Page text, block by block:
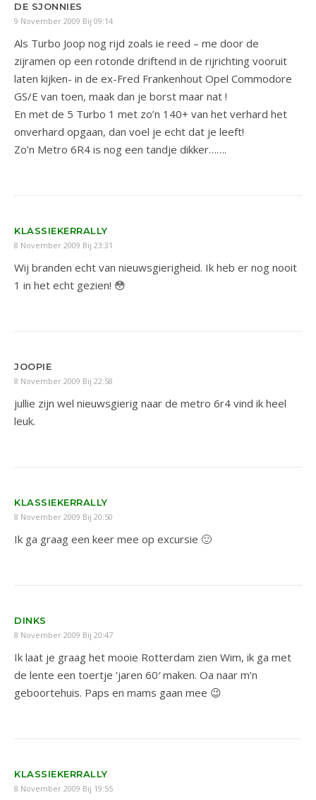
DE SJONNIES
9 November 2009 Bij 09:14
Als Turbo Joop nog rijd zoals ie reed – me door de
zijramen op een rotonde driftend in de rijrichting vooruit
laten kijken- in de ex-Fred Frankenhout Opel Commodore
GS/E van toen, maak dan je borst maar nat !
En met de 5 Turbo 1 met zo’n 140+ van het verhard het
onverhard opgaan, dan voel je echt dat je leeft!
Zo’n Metro 6R4 is nog een tandje dikker…….
KLASSIEKERRALLY
8 November 2009 Bij 23:31
Wij branden echt van nieuwsgierigheid. Ik heb er nog nooit
1 in het echt gezien! 😳
JOOPIE
8 November 2009 Bij 22:58
jullie zijn wel nieuwsgierig naar de metro 6r4 vind ik heel
leuk.
KLASSIEKERRALLY
8 November 2009 Bij 20:50
Ik ga graag een keer mee op excursie 🙂
DINKS
8 November 2009 Bij 20:47
Ik laat je graag het mooie Rotterdam zien Wim, ik ga met
de lente een toertje ‘jaren 60′ maken. Oa naar m’n
geboortehuis. Paps en mams gaan mee 😉
KLASSIEKERRALLY
8 November 2009 Bij 19:55